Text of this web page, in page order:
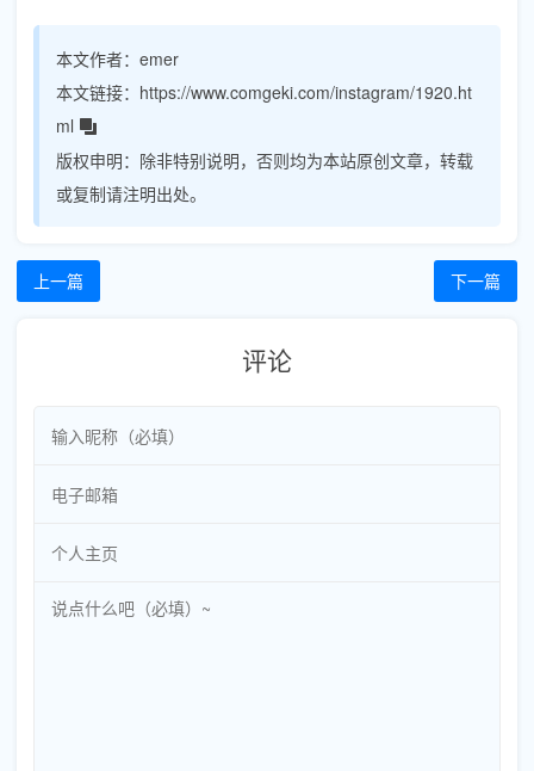
本文作者： emer
本文链接： https://www.comgeki.com/instagram/1920.ht
ml
版权申明： 除非特别说明，否则均为本站原创文章，转载
或复制请注明出处。
上一篇 下一篇
评论